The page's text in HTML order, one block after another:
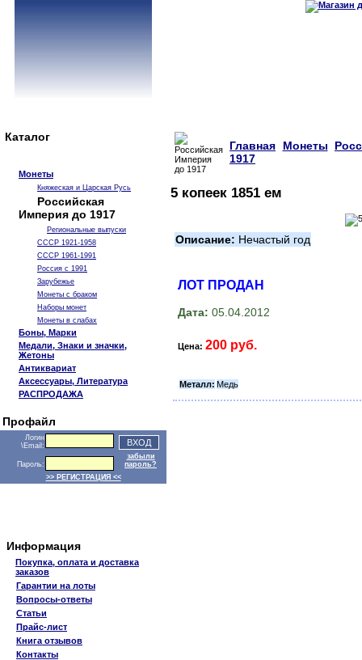
Каталог
Монеты
Княжеская и Царская Русь
Российская
Империя до 1917
Региональные выпуски
СССР 1921-1958
СССР 1961-1991
Россия с 1991
Зарубежье
Монеты с браком
Наборы монет
Монеты в слабах
Боны, Марки
Медали, Знаки и значки,
Жетоны
Антиквариат
Аксессуары, Литература
РАСПРОДАЖА
Профайл
Логин
\Email:
Пароль:
забыли
пароль?
>> РЕГИСТРАЦИЯ <<
Информация
Покупка, оплата и доставка
заказов
Гарантии на лоты
Вопросы-ответы
Статьи
Прайс-лист
Книга отзывов
Контакты
Главная Монеты
1917
5 копеек 1851 ем
Описание: Нечастый год
ЛОТ ПРОДАН
Дата: 05.04.2012
Цена: 200 руб.
Металл: Медь